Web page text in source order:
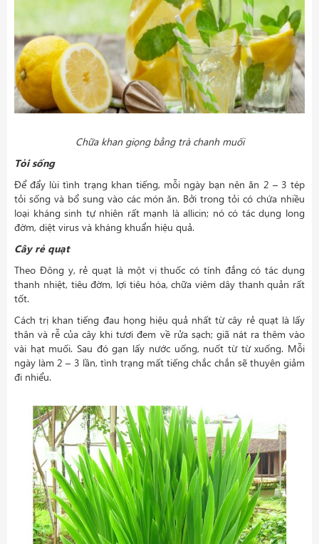
Chữa khan giọng bằng trà chanh muối
Tỏi sống
Để đẩy lùi tình trạng khan tiếng, mỗi ngày bạn nên ăn 2 – 3 tép
tỏi sống và bổ sung vào các món ăn. Bởi trong tỏi có chứa nhiều
loại kháng sinh tự nhiên rất mạnh là allicin; nó có tác dụng long
đờm, diệt virus và kháng khuẩn hiệu quả.
Cây rẻ quạt
Theo Đông y, rẻ quạt là một vị thuốc có tính đắng có tác dụng
thanh nhiệt, tiêu đờm, lợi tiêu hóa, chữa viêm dây thanh quản rất
tốt.
Cách trị khan tiếng đau họng hiệu quả nhất từ cây rẻ quạt là lấy
thân và rễ của cây khi tươi đem về rửa sạch; giã nát ra thêm vào
vài hạt muối. Sau đó gạn lấy nước uống, nuốt từ từ xuống. Mỗi
ngày làm 2 – 3 lần, tình trạng mất tiếng chắc chắn sẽ thuyên giảm
đi nhiểu.